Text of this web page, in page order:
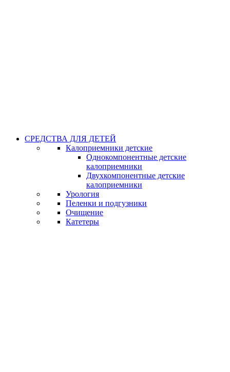
СРЕДСТВА ДЛЯ ДЕТЕЙ
Калоприемники детские
Однокомпонентные детские
калоприемники
Двухкомпонентные детские
калоприемники
Урология
Пеленки и подгузники
Очищение
Катетеры